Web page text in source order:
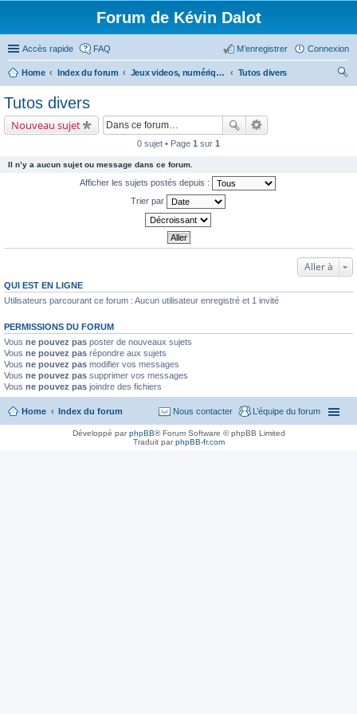
Forum de Kévin Dalot
Accès rapide FAQ Connexion
M’enregistrer
Home Index du forum Jeux videos, numérique, smartphone....
Tutos divers
Tutos divers
Nouveau sujet
0 sujet • Page 1 sur 1
Il n’y a aucun sujet ou message dans ce forum.
Afficher les sujets postés depuis :
Trier par
Aller à
QUI EST EN LIGNE
Utilisateurs parcourant ce forum : Aucun utilisateur enregistré et 1 invité
PERMISSIONS DU FORUM
Vous ne pouvez pas poster de nouveaux sujets
Vous ne pouvez pas répondre aux sujets
Vous ne pouvez pas modifier vos messages
Vous ne pouvez pas supprimer vos messages
Vous ne pouvez pas joindre des fichiers
Home Index du forum L’équipe du forum
Nous contacter
Développé parphpBB® Forum Software © phpBB Limited
Traduit parphpBB-fr.com